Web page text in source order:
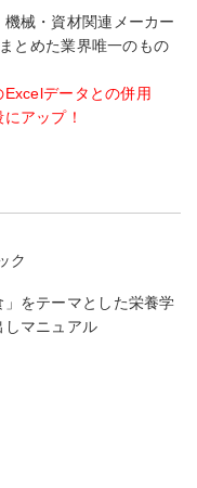
械・資材関連メーカー
とめた業界唯一のもの
データとの併用
アップ！
ク
をテーマとした栄養学
しマニュアル